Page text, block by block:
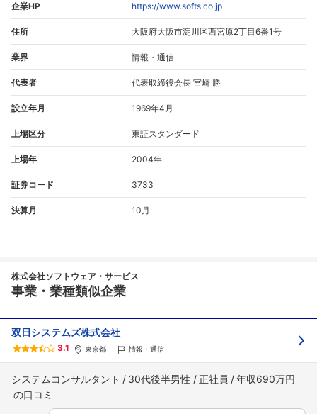
企業HP https://www.softs.co.jp
住所 大阪府大阪市淀川区西宮原2丁目6番1号
業界 情報・通信
代表者 代表取締役会長 宮崎 勝
設立年月 1969年4月
上場区分 東証スタンダード
上場年 2004年
証券コード 3733
決算月 10月
株式会社ソフトウェア・サービス
事業・業種類似企業
双日システムズ株式会社
3.1 東京都 情報・通信
システムコンサルタント 30代後半男性 正社員 年収690万円